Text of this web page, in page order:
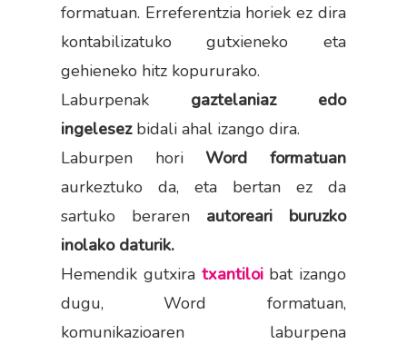
formatuan. Erreferentzia horiek ez dira
kontabilizatuko gutxieneko eta
gehieneko hitz kopururako.
Laburpenak gaztelaniaz edo
ingelesezbidali ahal izango dira.
Laburpen horiWord formatuan
aurkeztuko da, eta bertan ez da
sartuko beraren autoreari buruzko
inolako daturik.
Hemendik gutxira txantiloibat izango
dugu, Word formatuan,
komunikazioaren laburpena